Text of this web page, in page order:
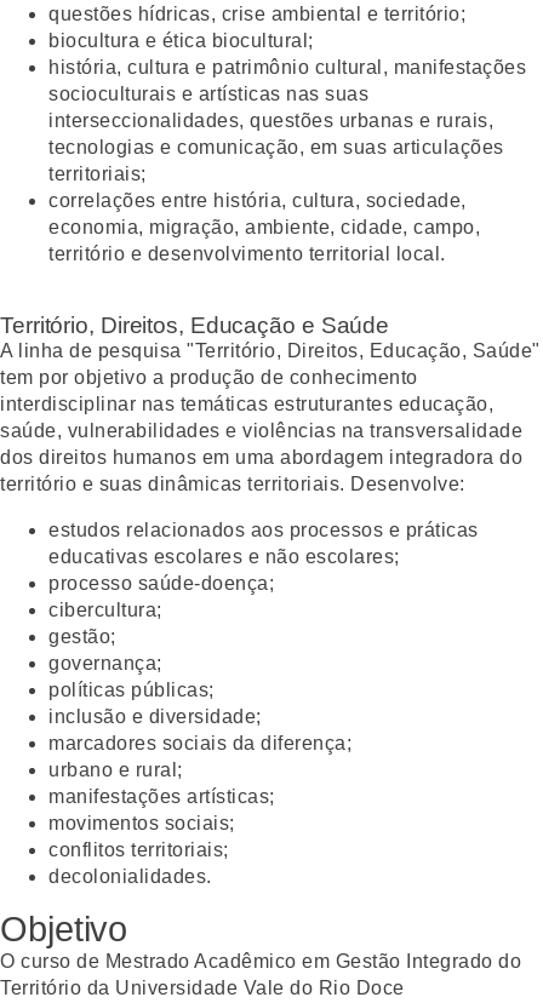
questões hídricas, crise ambiental e território;
biocultura e ética biocultural;
história, cultura e patrimônio cultural, manifestações
socioculturais e artísticas nas suas
interseccionalidades, questões urbanas e rurais,
tecnologias e comunicação, em suas articulações
territoriais;
correlações entre história, cultura, sociedade,
economia, migração, ambiente, cidade, campo,
território e desenvolvimento territorial local.
Território, Direitos, Educação e Saúde
A linha de pesquisa "Território, Direitos, Educação, Saúde"
tem por objetivo a produção de conhecimento
interdisciplinar nas temáticas estruturantes educação,
saúde, vulnerabilidades e violências na transversalidade
dos direitos humanos em uma abordagem integradora do
território e suas dinâmicas territoriais. Desenvolve:
estudos relacionados aos processos e práticas
educativas escolares e não escolares;
processo saúde-doença;
cibercultura;
gestão;
governança;
políticas públicas;
inclusão e diversidade;
marcadores sociais da diferença;
urbano e rural;
manifestações artísticas;
movimentos sociais;
conflitos territoriais;
decolonialidades.
Objetivo
O curso de Mestrado Acadêmico em Gestão Integrado do
Território da Universidade Vale do Rio Doce